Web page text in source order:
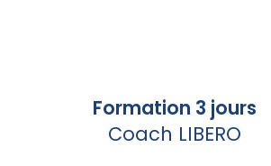
Formation 3 jours
Coach LIBERO